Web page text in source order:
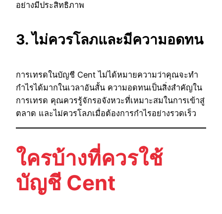
อย่างมีประสิทธิภาพ
3. ไม่ควรโลภและมีความอดทน
การเทรดในบัญชี Cent ไม่ได้หมายความว่าคุณจะทำ
กำไรได้มากในเวลาอันสั้น ความอดทนเป็นสิ่งสำคัญใน
การเทรด คุณควรรู้จักรอจังหวะที่เหมาะสมในการเข้าสู่
ตลาด และไม่ควรโลภเมื่อต้องการกำไรอย่างรวดเร็ว
ใครบ้างที่ควรใช้
บัญชี Cent